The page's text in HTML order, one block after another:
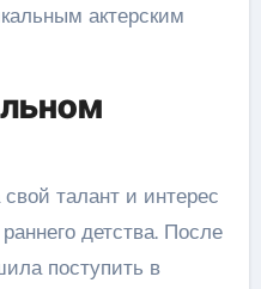
актерским
талант и интерес
детства. После
поступить в